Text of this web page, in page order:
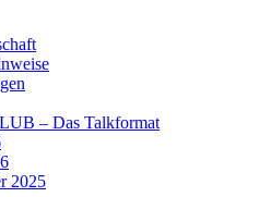
– Das Talkformat
2025